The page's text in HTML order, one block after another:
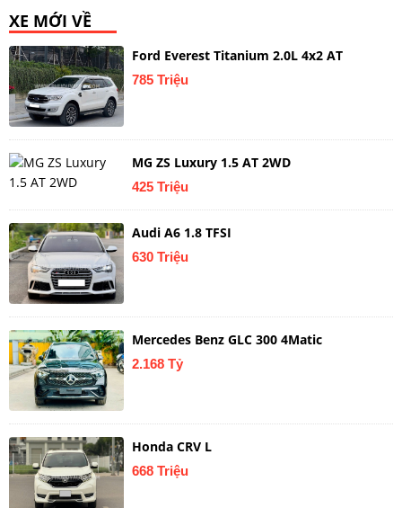
XE MỚI VỀ
Ford Everest Titanium 2.0L 4x2 AT
785 Triệu
MG ZS Luxury 1.5 AT 2WD
425 Triệu
Audi A6 1.8 TFSI
630 Triệu
Mercedes Benz GLC 300 4Matic
2.168 Tỷ
Honda CRV L
668 Triệu